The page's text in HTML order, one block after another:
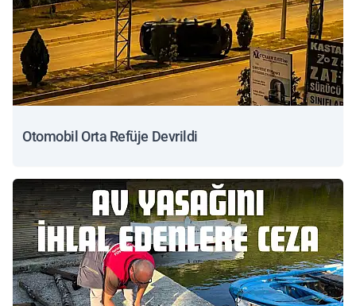
Otomobil Orta Refüje Devrildi